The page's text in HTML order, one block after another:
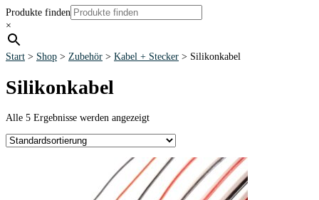
Produkte finden
×
Start > Shop > Zubehör > Kabel + Stecker > Silikonkabel
Silikonkabel
Alle 5 Ergebnisse werden angezeigt